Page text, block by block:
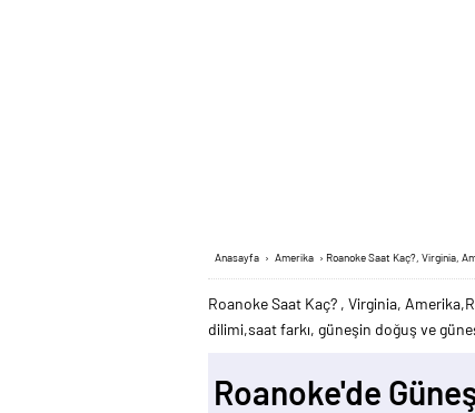
Anasayfa › Amerika › Roanoke Saat Kaç?, Virginia,
Roanoke Saat Kaç? , Virginia,
dilimi,saat farkı, güneşin doğuş ve
Roanoke'de